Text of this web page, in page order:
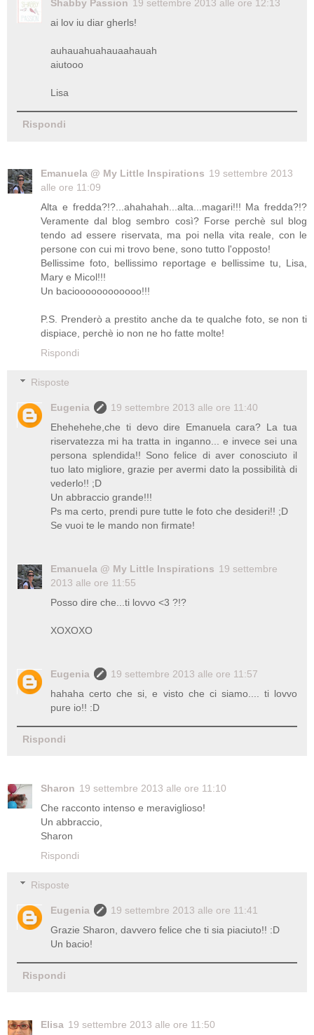
Shabby Passion 19 settembre 2013 alle ore 12:13
ai lov iu diar gherls!
auhauahuahauaahauah
aiutooo
Lisa
Rispondi
Emanuela @ My Little Inspirations 19 settembre 2013
alle ore 11:09
Alta e fredda?!?...ahahahah...alta...magari!!! Ma fredda?!?
Veramente dal blog sembro così? Forse perchè sul blog
tendo ad essere riservata, ma poi nella vita reale, con le
persone con cui mi trovo bene, sono tutto l'opposto!
Bellissime foto, bellissimo reportage e bellissime tu, Lisa,
Mary e Micol!!!
Un bacioooooooooooo!!!
P.S. Prenderò a prestito anche da te qualche foto, se non ti
dispiace, perchè io non ne ho fatte molte!
Rispondi
Risposte
Eugenia
19 settembre 2013 alle ore 11:40
Ehehehehe,che ti devo dire Emanuela cara? La tua
riservatezza mi ha tratta in inganno... e invece sei una
persona splendida!! Sono felice di aver conosciuto il
tuo lato migliore, grazie per avermi dato la possibilità di
vederlo!! ;D
Un abbraccio grande!!!
Ps ma certo, prendi pure tutte le foto che desideri!! ;D
Se vuoi te le mando non firmate!
Emanuela @ My Little Inspirations 19 settembre
2013 alle ore 11:55
Posso dire che...ti lovvo <3 ?!?
XOXOXO
Eugenia
19 settembre 2013 alle ore 11:57
hahaha certo che si, e visto che ci siamo.... ti lovvo
pure io!! :D
Rispondi
Sharon 19 settembre 2013 alle ore 11:10
Che racconto intenso e meraviglioso!
Un abbraccio,
Sharon
Rispondi
Risposte
Eugenia
19 settembre 2013 alle ore 11:41
Grazie Sharon, davvero felice che ti sia piaciuto!! :D
Un bacio!
Rispondi
Elisa 19 settembre 2013 alle ore 11:50